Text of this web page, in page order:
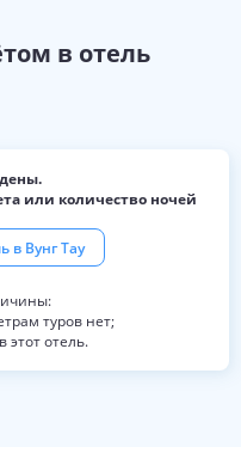
в отель
или количество ночей
в Вунг Тау
туров нет;
этот отель.